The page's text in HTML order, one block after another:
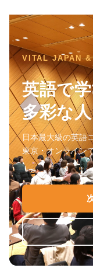
VITAL JAPAN
英語で
多彩な
日本最大級の英語
東京・オンライン